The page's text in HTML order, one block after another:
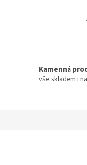
Kamenná
vše skladem i